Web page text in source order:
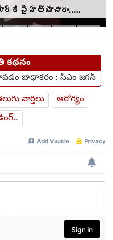
హత్యాచారం..
వెళ్లిన తల్లి..
కథనం
బాధాకరం : సీఎం జగన్
వార్తలు
ఆరోగ్యం